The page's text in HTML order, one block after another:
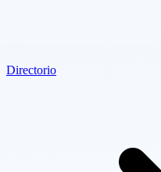
Directorio